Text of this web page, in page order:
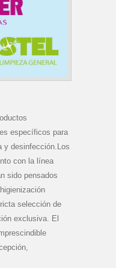
específicos para
y desinfección.Los
con la línea
sido pensados
selección de
exclusiva. El